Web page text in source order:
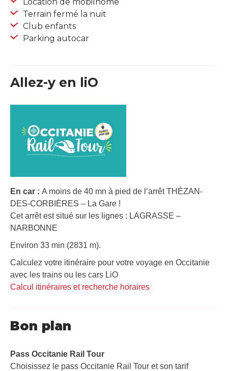
Location de mobilhome
Terrain fermé la nuit
Club enfants
Parking autocar
Allez-y en liO
En car : A moins de 40 mn à pied de l’arrêt THÉZAN-
DES-CORBIÈRES – La Gare !
Cet arrêt est situé sur les lignes : LAGRASSE –
NARBONNE
Environ 33 min (2831 m).
Calculez votre itinéraire pour votre voyage en Occitanie
avec les trains ou les cars LiO
Calcul itinéraires et recherche horaires
Bon plan
Pass Occitanie Rail Tour​
Choisissez le pass Occitanie Rail Tour et son tarif